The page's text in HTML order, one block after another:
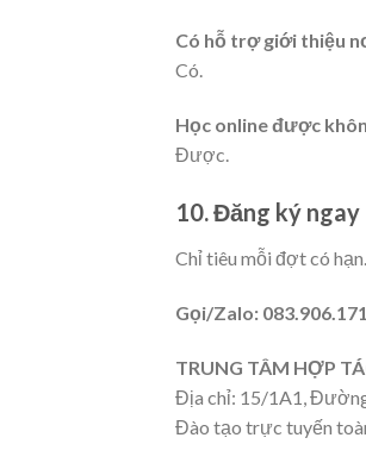
Có hỗ trợ giới thiệu
Có.
Học online được
Được.
10. Đăng ký ngay
Chỉ tiêu mỗi đợt có
Gọi/Zalo:
TRUNG TÂM HỢP
Địa chỉ: 15/1A1,
Đào tạo trực tuyến